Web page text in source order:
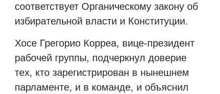
соответствует Органическому закону об
избирательной власти и Конституции.
Хосе Грегорио Корреа, вице-президент
рабочей группы, подчеркнул доверие
тех, кто зарегистрирован в нынешнем
парламенте, и в команде, и объяснил